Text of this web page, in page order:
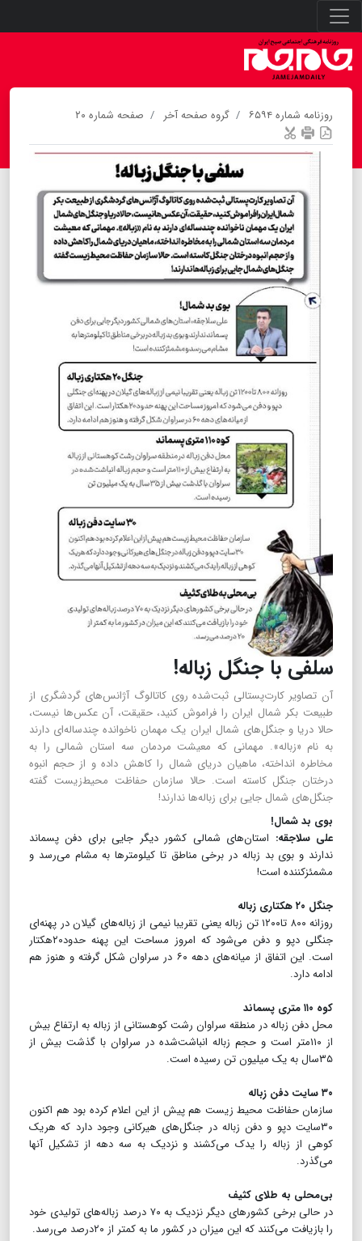
روزنامه شماره ۶۵۹۴ گروه صفحه آخر صفحه شماره ۲۰
سلفی با جنگل زباله!
آن تصاویر کارت‌پستالی ثبت‌شده روی کاتالوگ آژانس‌های گردشگری از
طبیعت بکر شمال ایران را فراموش کنید، حقیقت، آن عکس‌ها نیست،
حالا دریا و جنگل‌های شمال ایران یک مهمان ناخوانده چندساله‌ای دارند
به نام «زباله». مهمانی که معیشت مردمان سه استان شمالی را به
مخاطره انداخته، ماهیان دریای شمال را کاهش داده و از حجم انبوه
درختان جنگل کاسته است. حالا سازمان حفاظت محیط‌زیست گفته
جنگل‌های شمال جایی برای زباله‌ها ندارند!
بوی بد شمال!
علی سلاجقه: استان‌های شمالی کشور دیگر جایی برای دفن پسماند
ندارند و بوی بد زباله در برخی مناطق تا کیلومترها به مشام می‌رسد و
مشمئزکننده است!
جنگل ۲۰ هکتاری زباله
روزانه ۸۰۰ تا۱۲۰۰ تن زباله یعنی تقریبا نیمی از زباله‌های گیلان در پهنه‌ای
جنگلی دپو و دفن می‌شود که امروز مساحت این پهنه حدود۲۰هکتار
است. این اتفاق از میانه‌های دهه ۶۰ در سراوان شکل گرفته و هنوز هم
ادامه دارد.
کوه ۱۱۰ متری پسماند
محل دفن زباله در منطقه سراوان رشت کوهستانی از زباله به ارتفاع بیش
از ۱۱۰متر است و حجم زباله انباشت‌شده در سراوان با گذشت بیش از
۳۵سال به یک میلیون تن رسیده است.
۳۰ سایت دفن زباله
سازمان حفاظت محیط زیست هم پیش از این اعلام کرده بود هم اکنون
۳۰سایت دپو و دفن زباله در جنگل‌های هیرکانی وجود دارد که هریک
کوهی از زباله را یدک می‌کشند و نزدیک به سه دهه از تشکیل آنها
می‌گذرد.
بی‌محلی به طلای کثیف
در حالی برخی کشورهای دیگر نزدیک به ۷۰ درصد زباله‌های تولیدی خود
را بازیافت می‌کنند که این میزان در کشور ما به کمتر از ۲۰درصد می‌رسد.